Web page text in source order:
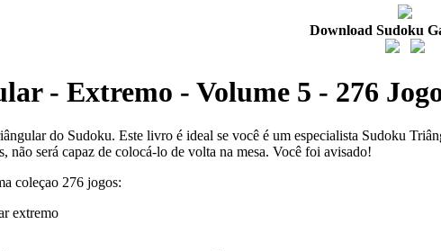
Download Sudoku
- Extremo - Volume 5 - 276
do Sudoku. Este livro é ideal se você é um especialista Sudoku
não será capaz de colocá-lo de volta na mesa. Você foi avisado!
coleçao 276 jogos:
extremo